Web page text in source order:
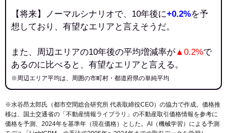
【将来】ノーマルシナリオで、10年後に+0.2%を予
想しており、有望なエリアと言えそうだ。
また、周辺エリアの10年後の平均増減率が▲0.2%で
あるのに比べると、有望なエリアと言える。
※周辺エリア平均は、周囲の市町村・都道府県の単純平均
※水谷昂太郎氏（都市空間総合研究所 代表取締役CEO）の協力で作成。価格推
移は、国土交通省の「 不動産情報ライブラリ 」の不動産取引価格情報を参考に
価格を予測、2024年を基準年（現在価格）とした。AI（機械学習）による予測